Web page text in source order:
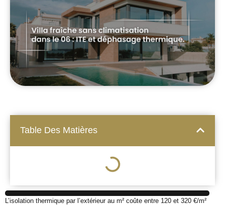
Table Des Matières
L’isolation thermique par l’extérieur au m² coûte entre 120 et 320 €/m²